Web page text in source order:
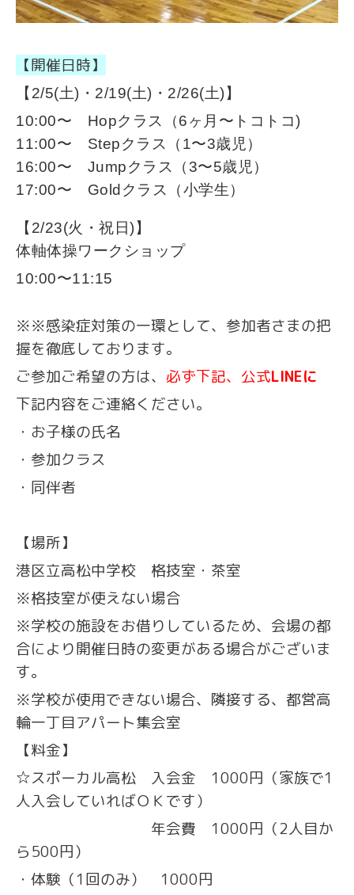
【開催日時】
【2/5(土)・2/19(土) ・2/26(土)】
10:00〜 Hopクラス（6ヶ月〜トコトコ)
11:00〜 Stepクラス（1〜3歳児）
16:00〜 Jumpクラス（3〜5歳児）
17:00〜 Goldクラス（小学生）
【2/23(火・祝日)】
体軸体操ワークショップ
10:00〜11:15
※※感染症対策の一環として、参加者さまの把
握を徹底しております。
ご参加ご希望の方は、 必ず下記、公式LINEに
下記内容をご連絡ください。
・お子様の氏名
・参加クラス
・同伴者
【場所】
港区立高松中学校 格技室・茶室
※格技室が使えない場合
※学校の施設をお借りしているため、会場の都
合により開催日時の変更がある場合がございま
す。
※学校が使用できない場合、隣接する、都営高
輪一丁目アパート集会室
【料金】
☆スポーカル高松 入会金 1000円（家族で1
人入会していればＯＫです）
年会費 1000円（2人目か
ら500円）
・体験（1回のみ） 1000円